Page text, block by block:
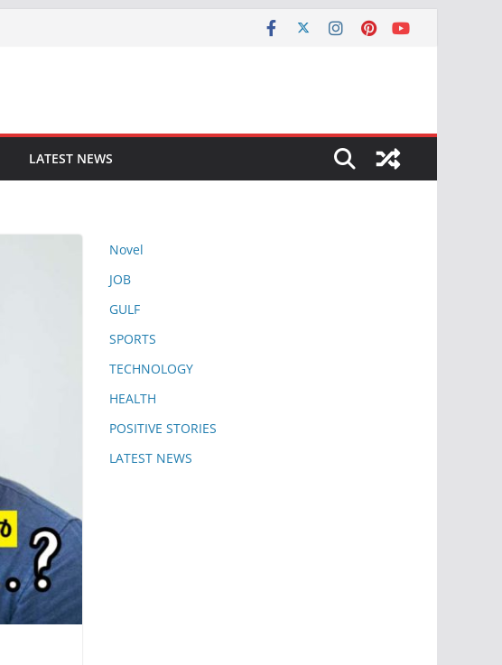
LATEST NEWS
Novel
JOB
GULF
SPORTS
TECHNOLOGY
HEALTH
POSITIVE STORIES
LATEST NEWS